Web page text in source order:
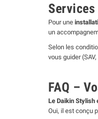
Pour une
un
Selon les
vous guider
FAQ –
Le Daikin Stylish
Oui, il est conçu